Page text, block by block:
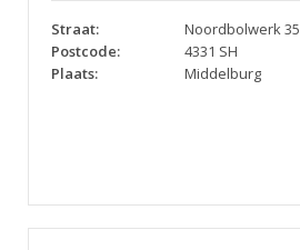
Straat:
Noordbolwerk 35
Postcode:
4331 SH
Plaats:
Middelburg